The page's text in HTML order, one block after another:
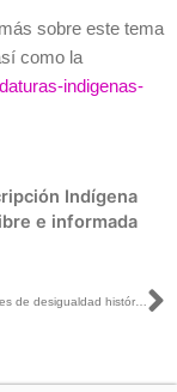
sobre este tema
como la
indigenas-
Indígena
e informada
Cesar condiciones de desigualdad histórica, propósito de la consulta a comunidades indígenas: Lule Ortega